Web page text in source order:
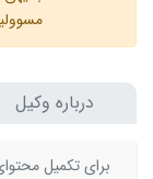
درباره وکیل
برای تکمیل